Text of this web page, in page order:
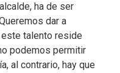
ha de ser
dar a
talento reside
podemos permitir
al contrario, hay que